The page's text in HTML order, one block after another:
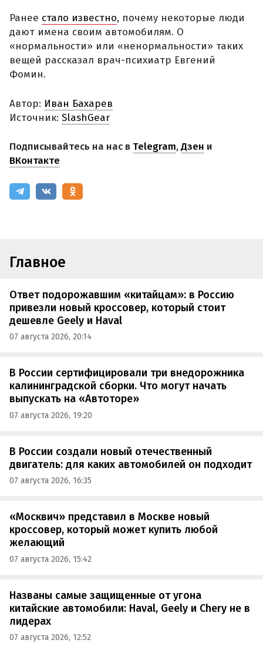
Ранее стало известно, почему некоторые люди
дают имена своим автомобилям. О
«нормальности» или «ненормальности» таких
вещей рассказал врач-психиатр Евгений
Фомин.
Автор: Иван Бахарев
Источник: SlashGear
Подписывайтесь на нас в Telegram,Дзен и
ВКонтакте
Главное
Ответ подорожавшим «китайцам»: в Россию
привезли новый кроссовер, который стоит
дешевле Geely и Haval
07 августа 2026, 20:14
В России сертифицировали три внедорожника
калининградской сборки. Что могут начать
выпускать на «Автоторе»
07 августа 2026, 19:20
В России создали новый отечественный
двигатель: для каких автомобилей он подходит
07 августа 2026, 16:35
«Москвич» представил в Москве новый
кроссовер, который может купить любой
желающий
07 августа 2026, 15:42
Названы самые защищенные от угона
китайские автомобили: Haval, Geely и Chery не в
лидерах
07 августа 2026, 12:52